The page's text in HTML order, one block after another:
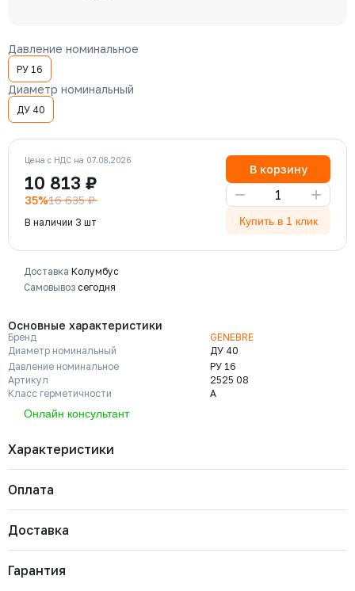
Давление номинальное
РУ 16
Диаметр номинальный
ДУ 40
Основные характеристики
Бренд
GENEBRE
Диаметр номинальный
ДУ 40
Давление номинальное
РУ 16
Артикул
2525 08
Класс герметичности
A
Онлайн консультант
Цена с НДС на 07.08.2026
10 813 ₽
35%16 635 ₽
В наличии 3 шт
В корзину
− +
Купить в 1 клик
Доставка Колумбус
Самовывоз сегодня
Характеристики
Бренд
Диаметр номинальный
ДУ 40
Артикул
Марка материала уплотнения
запирающего элемента
Оплата
Важно: Отгрузка товара производится после 100%
оплаты и зачисления средств на расчетный счет
ООО «Комплект Сервис».
Доставка
Гарантия